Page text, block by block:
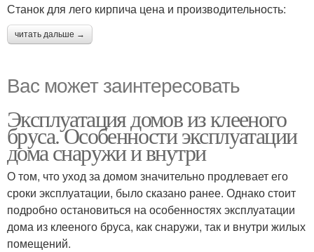
Станок для лего кирпича цена и производительность:
читать дальше →
Вас может заинтересовать
Эксплуатация домов из клееного
бруса. Особенности эксплуатации
дома снаружи и внутри
О том, что уход за домом значительно продлевает его
сроки эксплуатации, было сказано ранее. Однако стоит
подробно остановиться на особенностях эксплуатации
дома из клееного бруса, как снаружи, так и внутри жилых
помещений.